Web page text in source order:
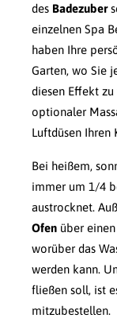
des Badezuber
einzelnen Spa
haben Ihre
Garten, wo Sie
diesen Effekt
optionaler
Luftdüsen Ihren
Bei heißem,
immer um 1/4
austrocknet.
Ofen über
worüber das
werden kann.
fließen soll, ist
mitzubestellen.